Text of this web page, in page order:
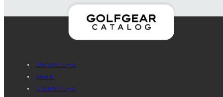
ゴルフのニュース
VAGUE
くるまのニュース